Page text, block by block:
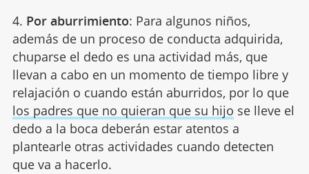
4. Por aburrimiento: Para algunos niños,
además de un proceso de conducta adquirida,
chuparse el dedo es una actividad más, que
llevan a cabo en un momento de tiempo libre y
relajación o cuando están aburridos, por lo que
los padres que no quieran que su hijo se lleve el
dedo a la boca deberán estar atentos a
plantearle otras actividades cuando detecten
que va a hacerlo.